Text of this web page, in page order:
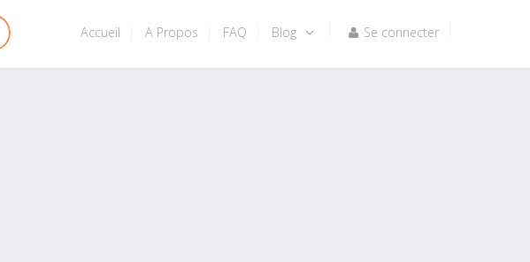
Accueil A Propos FAQ Blog Se connecter